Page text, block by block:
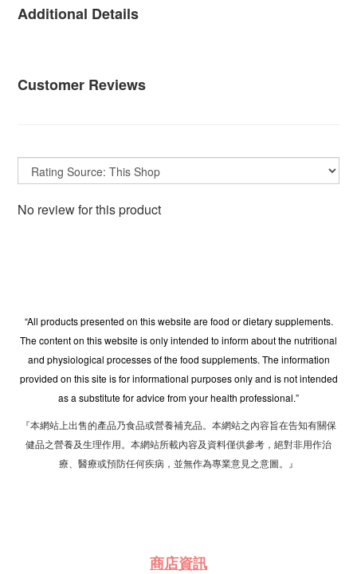
Additional Details
Customer Reviews
No review for this product
“All products presented on this website are food or dietary supplements.
The content on this website is only intended to inform about the nutritional
and physiological processes of the food supplements. The information
provided on this site is for informational purposes only and is not intended
as a substitute for advice from your health professional.”
『本網站上出售的產品乃食品或營養補充品。本網站之內容旨在告知有關保
健品之營養及生理作用。本網站所載內容及資料僅供參考，絕對非用作治
療、醫療或預防任何疾病，並無作為專業意見之意圖。』
商店資訊